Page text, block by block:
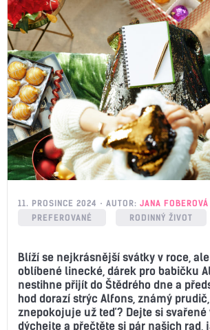
11. PROSINCE 2024 AUTOR: JANA FOBEROVÁ
PREFEROVANÉ
RODINNÝ ŽIVOT
Blíží se nejkrásnější svátky v roce,
oblíbené linecké, dárek pro babičku
nestihne přijít do Štědrého dne a
hod dorazí strýc Alfons, známý
znepokojuje už teď? Dejte si svařené
dýchejte a přečtěte si pár našich rad,